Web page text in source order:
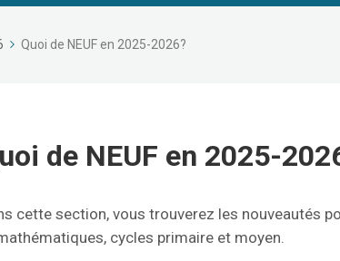
Quoi de NEUF en 2025-2026?
de NEUF en 2025-
cette section, vous trouverez les nouveautés
cycles primaire et moyen.